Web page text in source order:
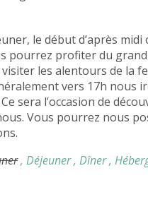
le début d’après midi
pourrez profiter du grand
les alentours de la
vers 17h nous
sera l’occasion de
Vous pourrez nous
, Déjeuner, Dîner,